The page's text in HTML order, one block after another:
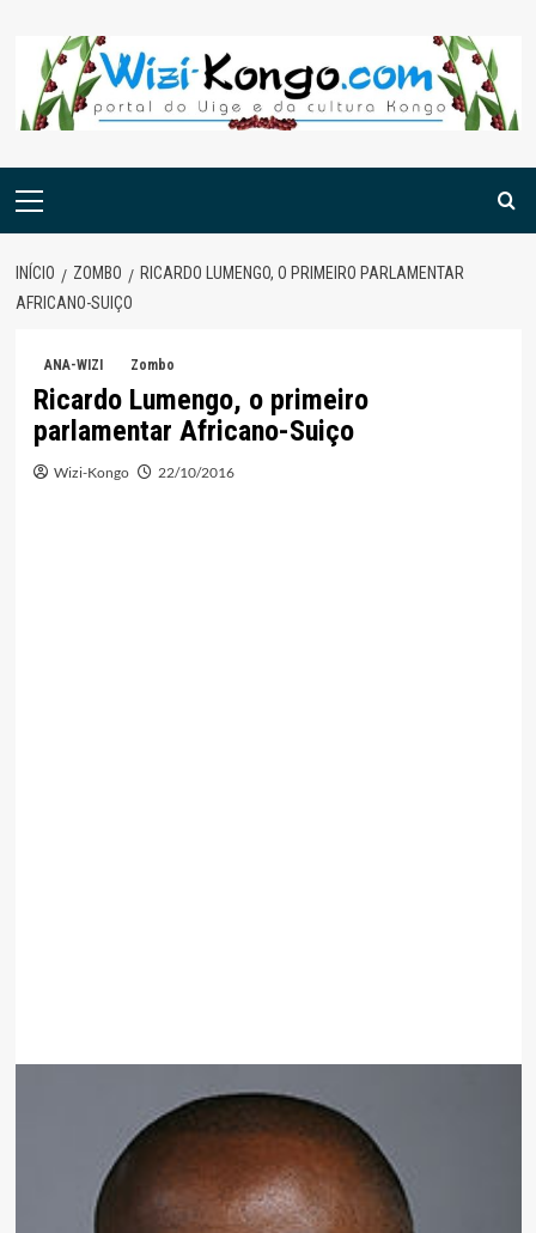
content
Menu
INÍCIO ZOMBO
RICARDO LUMENGO, O PRIMEIRO PARLAMENTAR
AFRICANO-SUIÇO
ANA-WIZI Zombo
Ricardo Lumengo, o primeiro
parlamentar Africano-Suiço
Wizi-Kongo 22/10/2016